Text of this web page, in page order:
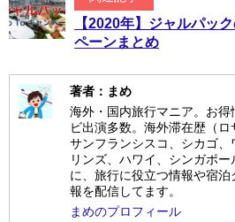
【2020年】ジャルパッ
ペーンまとめ
著者：まめ
海外・国内旅行マニア。お
ビ出演多数。海外滞在歴（ロ
サンフランシスコ、シカゴ
リンズ、ハワイ、シンガポ
に、旅行に役立つ情報や宿
報を配信してます。
まめのプロフィール